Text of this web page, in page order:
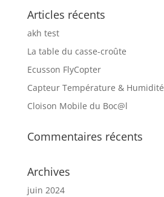
Articles récents
akh test
La table du casse-croûte
Ecusson FlyCopter
Capteur Température & Humidité
Cloison Mobile du Boc@l
Commentaires récents
Archives
juin 2024